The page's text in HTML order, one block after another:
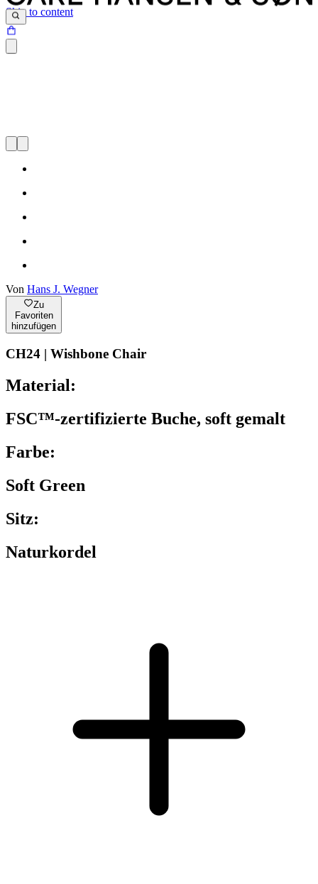
Skip to content
Von Hans J. Wegner
Zu
Favoriten
hinzufügen
CH24 | Wishbone Chair
Material:
FSC™-zertifizierte Buche, soft gemalt
Farbe:
Soft Green
Sitz:
Naturkordel